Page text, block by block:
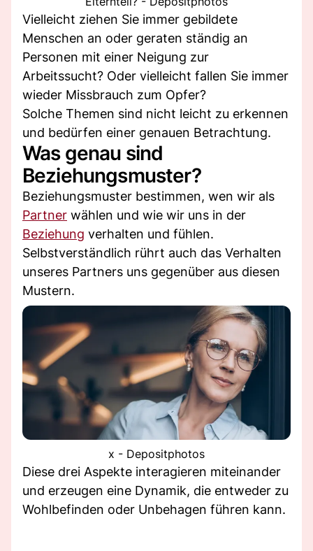
Vielleicht ziehen Sie immer gebildete
Menschen an oder geraten ständig an
Personen mit einer Neigung zur
Arbeitssucht? Oder vielleicht fallen Sie immer
wieder Missbrauch zum Opfer?
Solche Themen sind nicht leicht zu erkennen
und bedürfen einer genauen Betrachtung.
Was genau sind
Beziehungsmuster?
Beziehungsmuster bestimmen, wen wir als
Partner wählen und wie wir uns in der
Beziehung verhalten und fühlen.
Selbstverständlich rührt auch das Verhalten
unseres Partners uns gegenüber aus diesen
Mustern.
x - Depositphotos
Diese drei Aspekte interagieren miteinander
und erzeugen eine Dynamik, die entweder zu
Wohlbefinden oder Unbehagen führen kann.